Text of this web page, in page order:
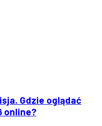
Gdzie oglądać
online?